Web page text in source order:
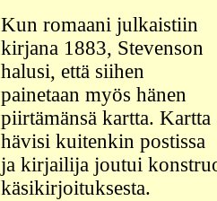
Kun romaani julkaistiin
kirjana 1883, Stevenson
halusi, että siihen
painetaan myös hänen
piirtämänsä kartta. Kartta
hävisi kuitenkin postissa
ja kirjailija joutui
käsikirjoituksesta.